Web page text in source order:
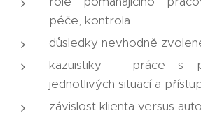
péče, kontrola
důsledky nevhodně
kazuistiky - práce s
jednotlivých situací a
závislost klienta versus